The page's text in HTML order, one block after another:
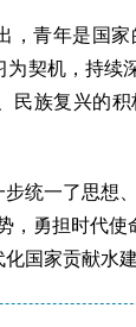
，青年是国
契机，持续
民族复兴的
统一了思想
，勇担时代
国家贡献水